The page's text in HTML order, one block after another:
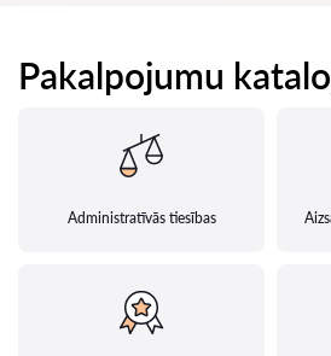
Pakalpojumu
Administratīvās tiesības